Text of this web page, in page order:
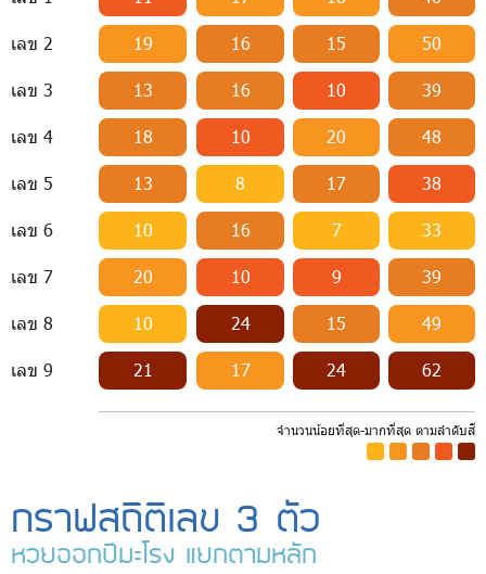
เลข 2 19 16 15 50
เลข 3 13 16 10 39
เลข 4 18 10 20 48
เลข 5 13 8 17 38
เลข 6 10 16 7 33
เลข 7 20 10 9 39
เลข 8 10 24 15 49
เลข 9 21 17 24 62
จำนวนน้อยที่สุด-มากที่สุด ตามลำดับสี
กราฟสถิติเลข 3 ตัว
หวยออกปีมะโรง แยกตามหลัก